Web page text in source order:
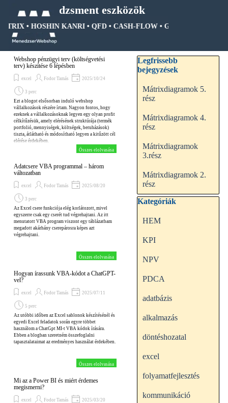
Menedzsment eszközök
• HOSHIN KANRI • QFD • CASH-FLOW • GANTT DIAGRAM
Ugrás a menüre
Webshop pénzügyi terv (költségvetési
terv) készítése 6 lépésben
excel Fodor Tamás 2025/10/24
3 perc
Ezt a blogot elsősorban induló webshop
vállalkozások részére írtam. Nagyon fontos, hogy
ezeknek a vállalkozásoknak legyen egy olyan profit
célkítűzésük, amely elérésének struktúrája (termék
portfolió, mennyiségek, költségek, beruházások)
tiszta, átlátható és módosítható legyen a kitűzött cél
elérése érdekében.
Összes elolvasása
Adatcsere VBA programmal – három
változatban
excel Fodor Tamás 2025/08/20
3 perc
Az Excel csere funkciója elég korlátozott, mivel
egyszerre csak egy cserét tud végrehajtani. Az itt
menutatott VBA program viszont egy táblázatbam
megadott akárhány cserepárosra képes azt
végrehajtani.
Összes elolvasása
Hogyan írassunk VBA-kódot a ChatGPT-
vel?
excel Fodor Tamás 2025/07/11
5 perc
Az utóbbi időben az Excel sablonok készítésénél és
egyedi Excel feladatok során egyre többet
használom a ChatGpt MI-t VBA kódok írására.
Ebben a blogban szeretném összefoglalni
tapasztalataimat az eredményes használat érdekében.
Összes elolvasása
Mi az a Power BI és miért érdemes
megismerni?
excel Fodor Tamás 2025/03/20
Kihagy blokk Legfrissebb
Legfrissebb
bejegyzések
Mátrixdiagramok 5.
rész
Mátrixdiagramok 4.
rész
Mátrixdiagramok
3.rész
Mátrixdiagramok 2.
rész
Kihagy blokk Kategóriák
Kategóriák
HEM
KPI
NPV
PDCA
adatbázis
alkalmazás
döntéshozatal
excel
folyamatfejlesztés
kommunikáció